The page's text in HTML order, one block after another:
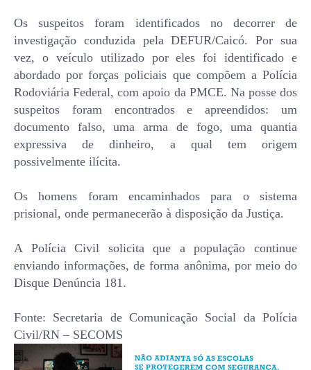
Os suspeitos foram identificados no decorrer de
investigação conduzida pela DEFUR/Caicó. Por sua
vez, o veículo utilizado por eles foi identificado e
abordado por forças policiais que compõem a Polícia
Rodoviária Federal, com apoio da PMCE. Na posse dos
suspeitos foram encontrados e apreendidos: um
documento falso, uma arma de fogo, uma quantia
expressiva de dinheiro, a qual tem origem
possivelmente ilícita.
Os homens foram encaminhados para o sistema
prisional, onde permanecerão à disposição da Justiça.
A Polícia Civil solicita que a população continue
enviando informações, de forma anônima, por meio do
Disque Denúncia 181.
Fonte: Secretaria de Comunicação Social da Polícia
Civil/RN – SECOMS